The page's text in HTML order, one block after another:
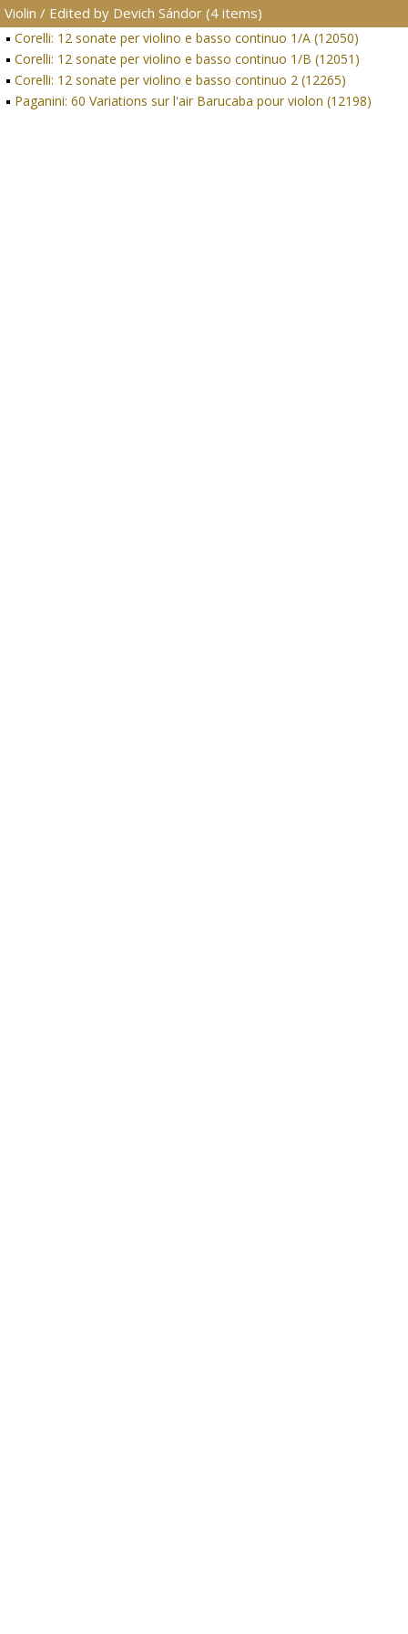
Violin / Edited by Devich Sándor (4 items)
Corelli: 12 sonate per violino e basso continuo 1/A (12050)
Corelli: 12 sonate per violino e basso continuo 1/B (12051)
Corelli: 12 sonate per violino e basso continuo 2 (12265)
Paganini: 60 Variations sur l'air Barucaba pour violon (12198)